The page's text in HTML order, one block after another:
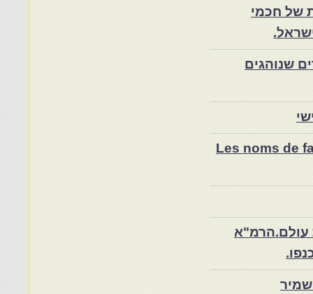
של חכמי
שנוהגים
Les noms de
עולם.הרמ"א